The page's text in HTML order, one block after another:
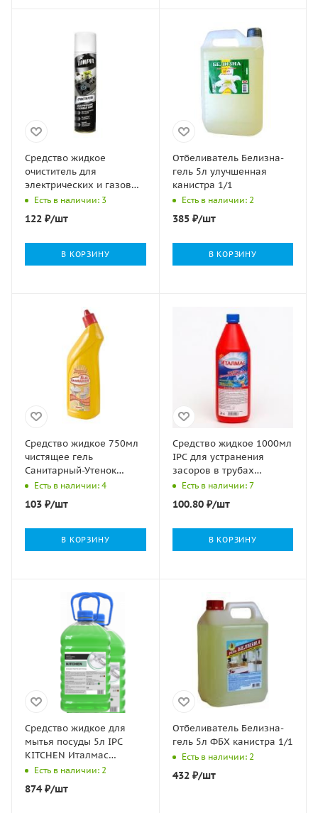
Средство жидкое
очиститель для
электрических и газовых
плит 300мл LIMPIA
Сибиар 1/12
Есть в наличии: 3
122 ₽/шт
В КОРЗИНУ
Отбеливатель Белизна-
гель 5л улучшенная
канистра 1/1
Есть в наличии: 2
385₽/шт
В КОРЗИНУ
Средство жидкое 750мл
чистящее гель
Санитарный-Утенок
Лимон ФБХ 1/13
Есть в наличии: 4
103 ₽/шт
В КОРЗИНУ
Средство жидкое 1000мл
IPC для устранения
засоров в трубах
Италмас 1/15
Есть в наличии: 7
100.80₽/шт
В КОРЗИНУ
Средство жидкое для
мытья посуды 5л IPC
KITCHEN Италмас
концентрированное 1/4
Есть в наличии: 2
874₽/шт
Отбеливатель Белизна-
гель 5л ФБХ канистра 1/1
Есть в наличии: 2
432₽/шт